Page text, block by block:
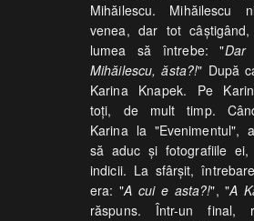
Mihăilescu.
venea, dar tot
lumea să întrebe: "Dar
Mihăilescu, ăsta?!" După
Karina Knapek. Pe
toți, de mult timp.
Karina la "Evenimentul",
să aduc și fotografiile
indicii. La sfârșit,
era: "A cui e asta?!", "A
răspuns. Într-un final,